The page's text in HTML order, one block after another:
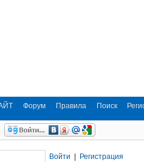
Форум Правила Поиск
Войти | Регистрация